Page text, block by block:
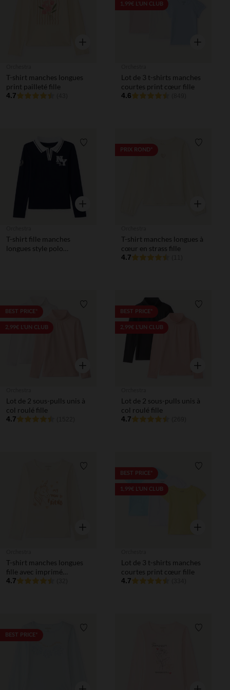
Aperçu rapide
T-shirt manches longues
print pailleté fille
4.7
1,99€ L'UN CLUB
Aperçu
Lot de 3 t-shirts manches
courtes print cœur fille
4.6
Liste de souhaits
Aperçu rapide
T-shirt fille manches
longues style polo
PRIX ROND*
Aperçu
T-shirt manches longues à
cœur en strass fille
4.7
BEST PRICE*
2,99€ L'UN CLUB
Liste de souhaits
Aperçu rapide
Lot de 2 sous-pulls unis à
col roulé fille
4.7
BEST PRICE*
2,99€ L'UN CLUB
Aperçu
Lot de 2 sous-pulls unis à
col roulé fille
4.7
Liste de souhaits
Aperçu rapide
T-shirt manches longues
fille avec imprimé
fantaisie et paillettes
4.7
BEST PRICE*
1,99€ L'UN CLUB
Aperçu
Lot de 3 t-shirts manches
courtes print cœur fille
4.7
BEST PRICE*
Aperçu rapide Aperçu